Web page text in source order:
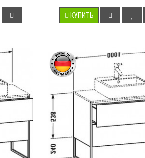
КУПИТЬ